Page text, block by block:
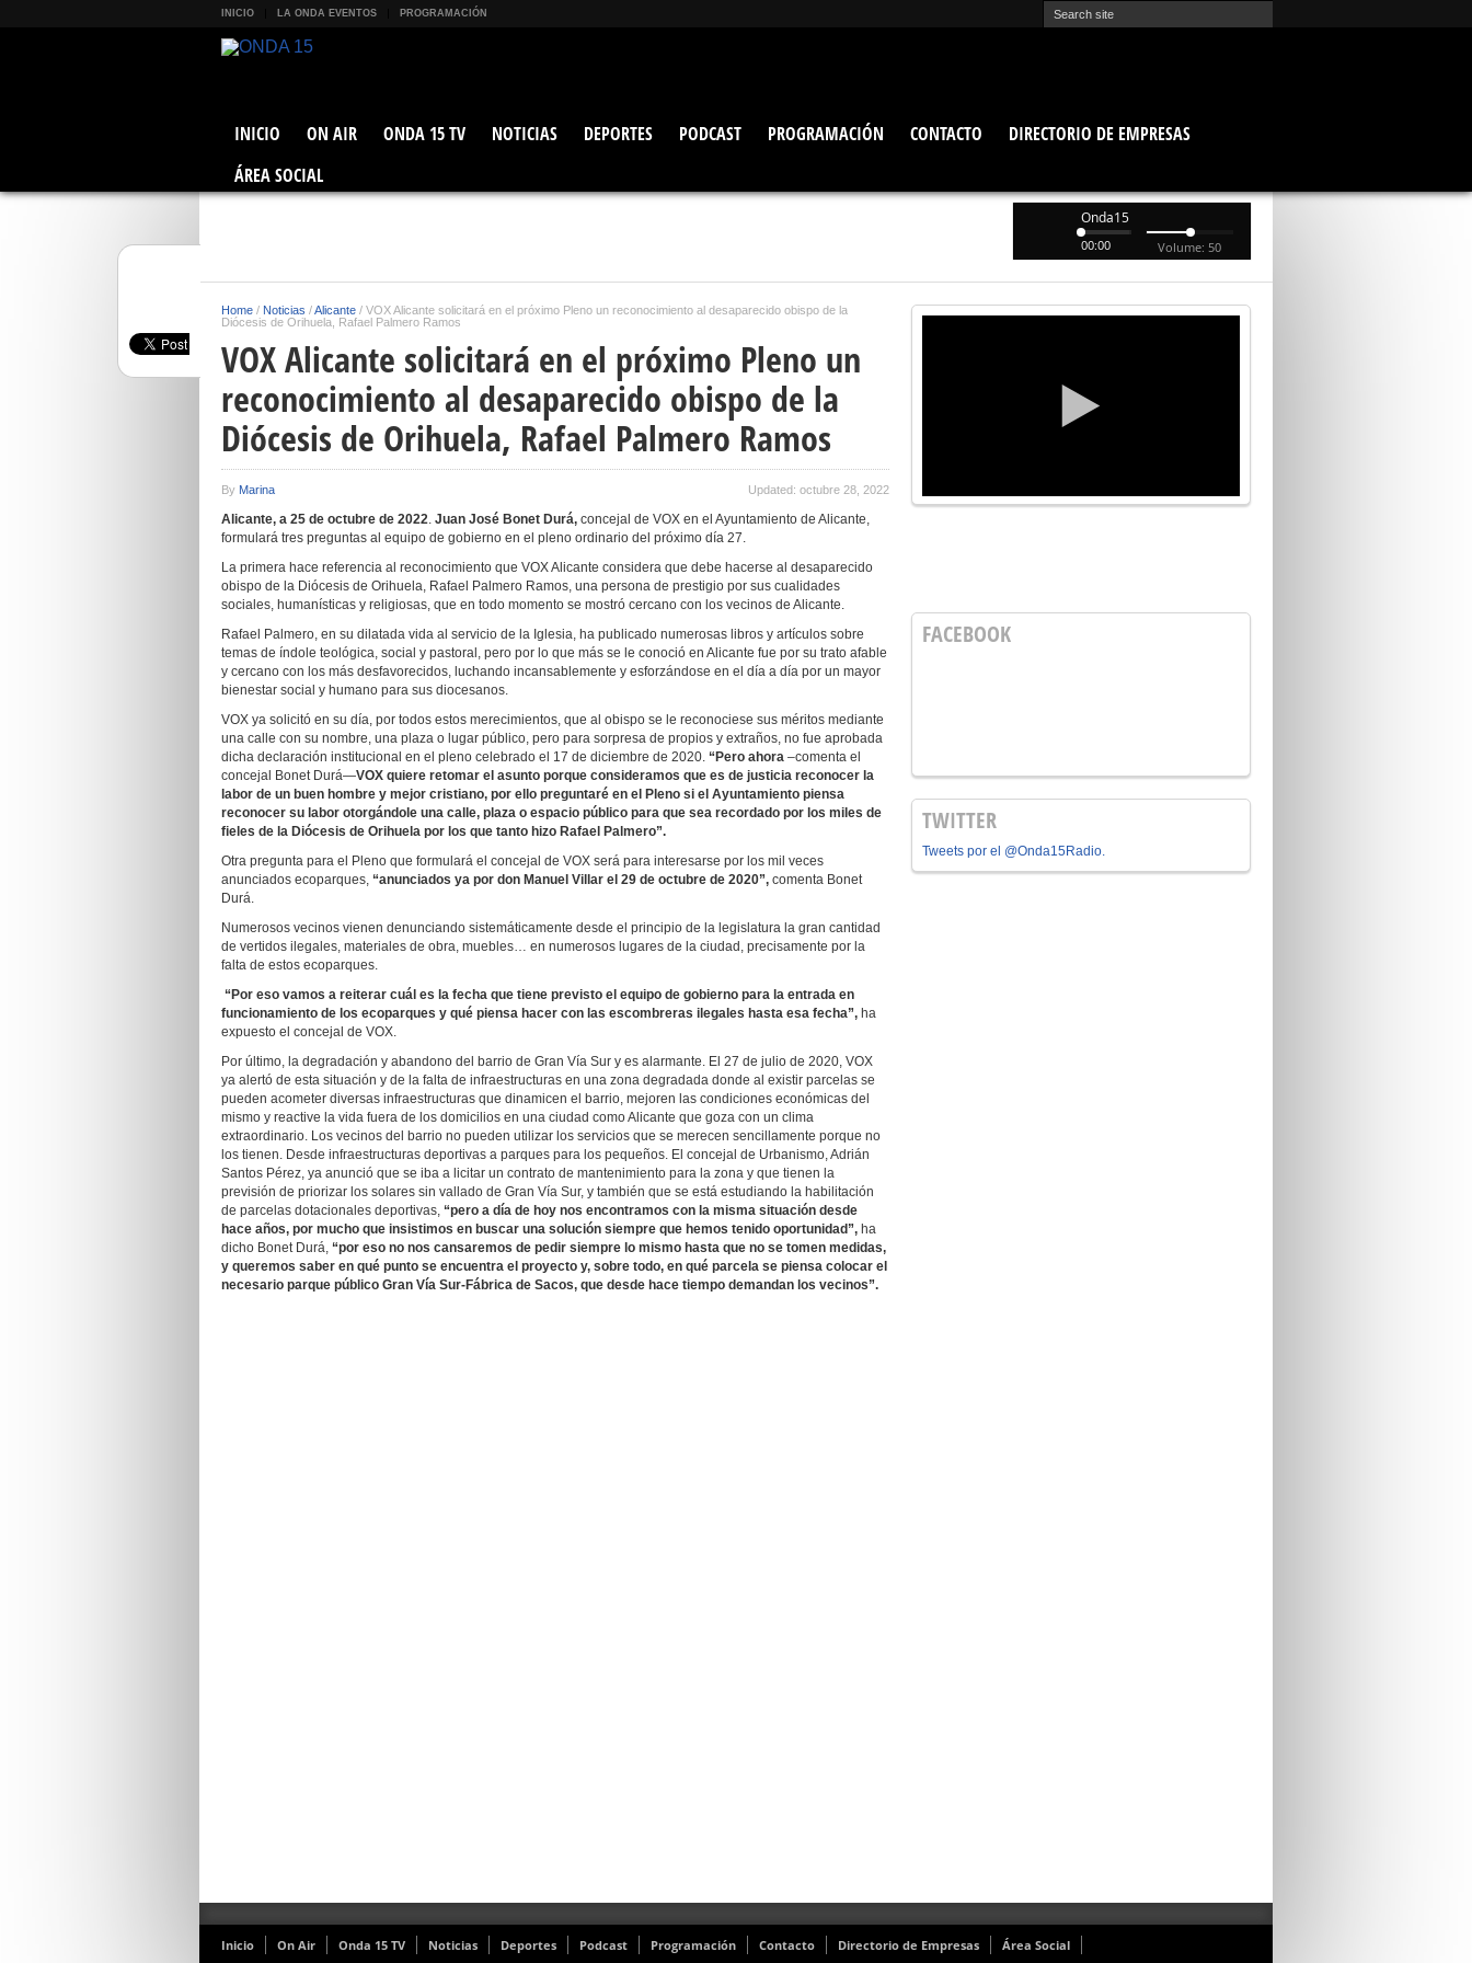
INICIO LA ONDA EVENTOS PROGRAMACIÓN
INICIO ON AIR ONDA 15 TV NOTICIAS DEPORTES PODCAST PROGRAMACIÓN CONTACTO
DIRECTORIO DE EMPRESAS
ÁREA SOCIAL
Onda15
00:00 Volume: 50
Home / Noticias /Alicante / VOX Alicante solicitará en el próximo Pleno un reconocimiento al desaparecido obispo de la
Diócesis de Orihuela, Rafael Palmero Ramos
VOX Alicante solicitará en el próximo Pleno un
reconocimiento al desaparecido obispo de la
Diócesis de Orihuela, Rafael Palmero Ramos
By Marina Updated: octubre 28, 2022
Alicante, a 25 de octubre de 2022. Juan José Bonet Durá, concejal de VOX en el Ayuntamiento de Alicante,
formulará tres preguntas al equipo de gobierno en el pleno ordinario del próximo día 27.
La primera hace referencia al reconocimiento que VOX Alicante considera que debe hacerse al desaparecido
obispo de la Diócesis de Orihuela, Rafael Palmero Ramos, una persona de prestigio por sus cualidades
sociales, humanísticas y religiosas, que en todo momento se mostró cercano con los vecinos de Alicante.
Rafael Palmero, en su dilatada vida al servicio de la Iglesia, ha publicado numerosas libros y artículos sobre
temas de índole teológica, social y pastoral, pero por lo que más se le conoció en Alicante fue por su trato afable
y cercano con los más desfavorecidos, luchando incansablemente y esforzándose en el día a día por un mayor
bienestar social y humano para sus diocesanos.
VOX ya solicitó en su día, por todos estos merecimientos, que al obispo se le reconociese sus méritos mediante
una calle con su nombre, una plaza o lugar público, pero para sorpresa de propios y extraños, no fue aprobada
dicha declaración institucional en el pleno celebrado el 17 de diciembre de 2020. “Pero ahora –comenta el
concejal Bonet Durá—VOX quiere retomar el asunto porque consideramos que es de justicia reconocer la
labor de un buen hombre y mejor cristiano, por ello preguntaré en el Pleno si el Ayuntamiento piensa
reconocer su labor otorgándole una calle, plaza o espacio público para que sea recordado por los miles de
fieles de la Diócesis de Orihuela por los que tanto hizo Rafael Palmero”.
Otra pregunta para el Pleno que formulará el concejal de VOX será para interesarse por los mil veces
anunciados ecoparques, “anunciados ya por don Manuel Villar el 29 de octubre de 2020”, comenta Bonet
Durá.
Numerosos vecinos vienen denunciando sistemáticamente desde el principio de la legislatura la gran cantidad
de vertidos ilegales, materiales de obra, muebles… en numerosos lugares de la ciudad, precisamente por la
falta de estos ecoparques.
“Por eso vamos a reiterar cuál es la fecha que tiene previsto el equipo de gobierno para la entrada en
funcionamiento de los ecoparques y qué piensa hacer con las escombreras ilegales hasta esa fecha”, ha
expuesto el concejal de VOX.
Por último, la degradación y abandono del barrio de Gran Vía Sur y es alarmante. El 27 de julio de 2020, VOX
ya alertó de esta situación y de la falta de infraestructuras en una zona degradada donde al existir parcelas se
pueden acometer diversas infraestructuras que dinamicen el barrio, mejoren las condiciones económicas del
mismo y reactive la vida fuera de los domicilios en una ciudad como Alicante que goza con un clima
extraordinario. Los vecinos del barrio no pueden utilizar los servicios que se merecen sencillamente porque no
los tienen. Desde infraestructuras deportivas a parques para los pequeños. El concejal de Urbanismo, Adrián
Santos Pérez, ya anunció que se iba a licitar un contrato de mantenimiento para la zona y que tienen la
previsión de priorizar los solares sin vallado de Gran Vía Sur, y también que se está estudiando la habilitación
de parcelas dotacionales deportivas, “pero a día de hoy nos encontramos con la misma situación desde
hace años, por mucho que insistimos en buscar una solución siempre que hemos tenido oportunidad”, ha
dicho Bonet Durá, “por eso no nos cansaremos de pedir siempre lo mismo hasta que no se tomen medidas,
y queremos saber en qué punto se encuentra el proyecto y, sobre todo, en qué parcela se piensa colocar el
necesario parque público Gran Vía Sur-Fábrica de Sacos, que desde hace tiempo demandan los vecinos”.
FACEBOOK
TWITTER
Tweets por el @Onda15Radio.
Inicio On Air Onda 15 TV Noticias Deportes Podcast Programación Contacto Directorio de Empresas Área Social